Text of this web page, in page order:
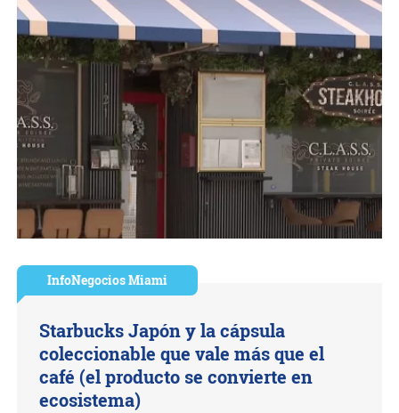
InfoNegocios Miami
Starbucks Japón y la cápsula
coleccionable que vale más que el
café (el producto se convierte en
ecosistema)